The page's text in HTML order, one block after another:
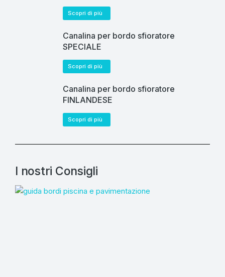
Scopri di più
Canalina per bordo sfioratore
SPECIALE
Scopri di più
Canalina per bordo sfioratore
FINLANDESE
Scopri di più
I nostri Consigli